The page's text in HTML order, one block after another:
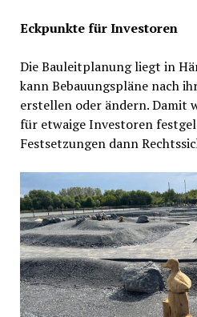
Eckpunkte für Investoren
Die Bauleitplanung liegt in
kann Bebauungspläne nach
erstellen oder ändern. Damit
für etwaige Investoren
Festsetzungen dann